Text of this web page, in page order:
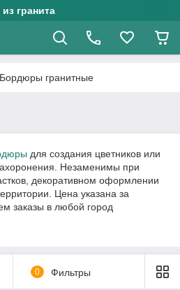
гранита
Бордюры гранитные
для создания цветников или
Незаменимы при
декоративном оформлении
Цена указана за
заказы в любой город
0 Фильтры